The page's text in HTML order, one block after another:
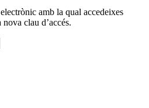
amb la qual accedeixes
clau d’accés.